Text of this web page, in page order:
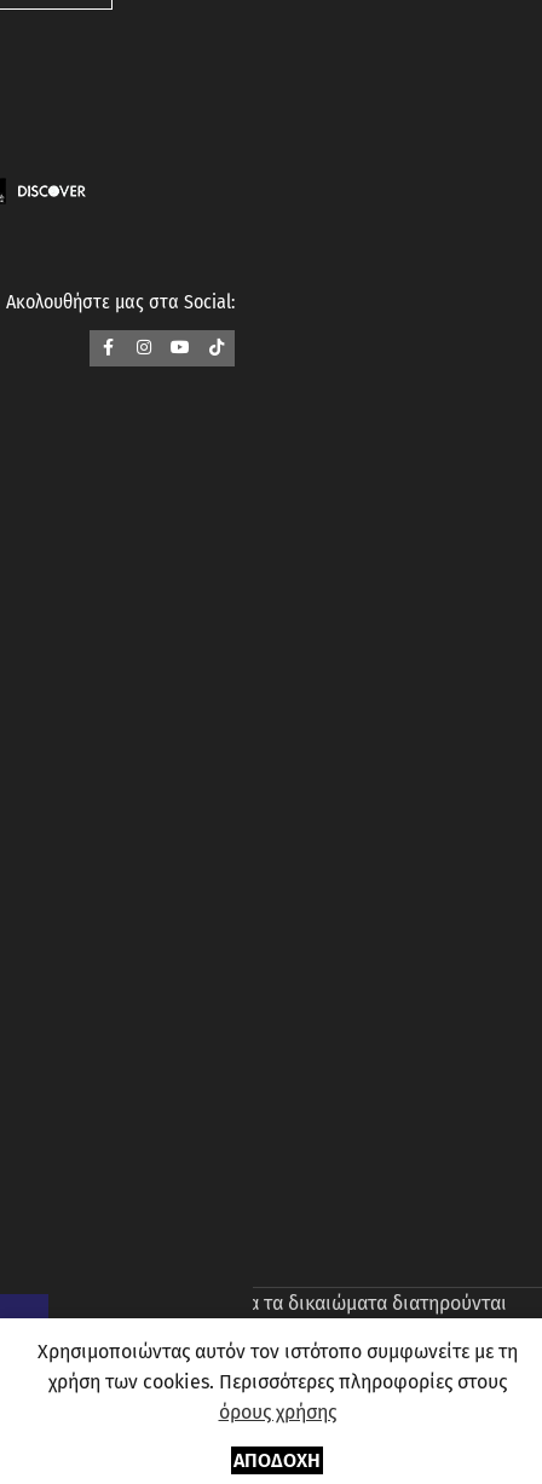
Ακολουθήστε μας στα Social:
. Ολα τα δικαιώματα διατηρούνται
Χρησιμοποιώντας αυτόν τον ιστότοπο συμφωνείτε με τη
χρήση των cookies. Περισσότερες πληροφορίες στους
όρους χρήσης
ΑΠΟΔΟΧΉ